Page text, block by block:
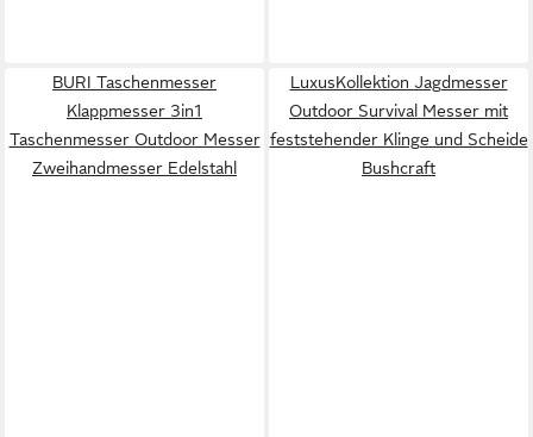
BURI Taschenmesser
Klappmesser 3in1
Taschenmesser Outdoor Messer
Zweihandmesser Edelstahl
LuxusKollektion Jagdmesser
Outdoor Survival Messer mit
feststehender Klinge und Scheide
Bushcraft